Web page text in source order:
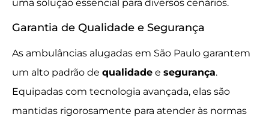
uma solução essencial para diversos cenários.
Garantia de Qualidade e Segurança
As ambulâncias alugadas em São Paulo garantem
um alto padrão de qualidade e segurança.
Equipadas com tecnologia avançada, elas são
mantidas rigorosamente para atender às normas